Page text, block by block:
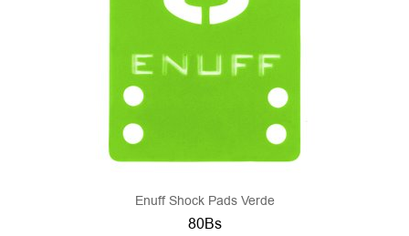
Enuff Shock Pads Verde
80Bs